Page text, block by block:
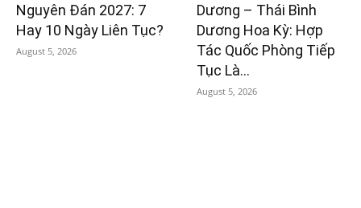
Nguyên Đán 2027: 7
Hay 10 Ngày Liên Tục?
August 5, 2026
Dương – Thái Bình
Dương Hoa Kỳ: Hợp
Tác Quốc Phòng Tiếp
Tục Là...
August 5, 2026